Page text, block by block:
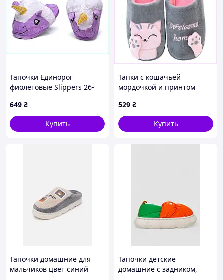
Тапочки Единорог
фиолетовые Slippers 26-
649 ₴
Купить
Тапки с кошачьей
мордочкой и принтом
529 ₴
Купить
Тапочки домашние для
мальчиков цвет синий
Тапочки детские
домашние с задником,